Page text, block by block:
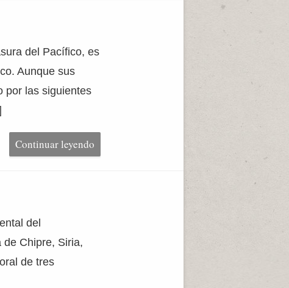
del Pacífico, es
Aunque sus
por las siguientes
Continuar leyendo
del
de Chipre, Siria,
de tres